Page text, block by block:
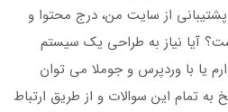
از سایت من، درج محتوا و
آیا نیاز به طراحی یک سیستم
یا با وردپرس و جوملا می توان
تمام این سوالات و از طریق ارتباط